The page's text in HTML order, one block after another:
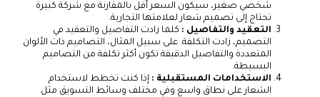
شخصي صغير، سيكون السعر أقل بالمقارنة مع شركة كبيرة
تحتاج إلى تصميم شعار لعلامتها التجارية.
التعقيد والتفاصيل : كلما زادت التفاصيل والتعقيد في
التصميم، زادت التكلفة. على سبيل المثال، التصاميم ذات الألوان
المتعددة والتفاصيل الدقيقة تكون أكثر تكلفة من التصاميم
البسيطة.
الاستخدامات المستقبلية : إذا كنت تخطط لاستخدام
الشعار على نطاق واسع وفي مختلف وسائط التسويق مثل